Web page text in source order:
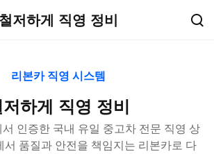
철저하게 직영 정비
리본카 직영 시스템
하게 직영 정비
인증한 국내 유일 중고차 전문 직영 상
서 품질과 안전을 책임지는 리본카로 다